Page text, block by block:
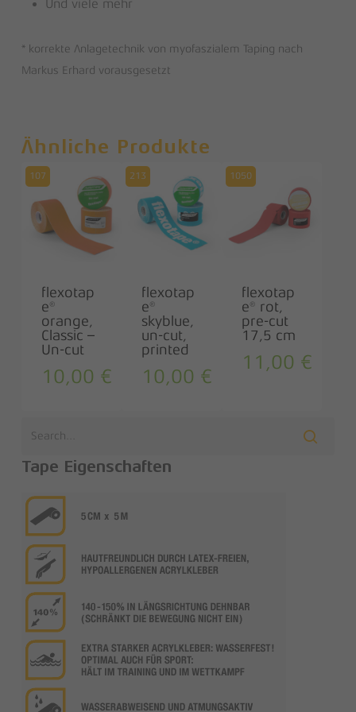
Und viele mehr
* korrekte Anlagetechnik von myofaszialem Taping nach
Markus Erhard vorausgesetzt
Ähnliche Produkte
107
flexotap
e®
orange,
Classic –
Un-cut
10,00 €
213
flexotap
e®
skyblue,
un-cut,
printed
10,00 €
1050
flexotap
e® rot,
pre-cut
17,5 cm
11,00 €
Tape Eigenschaften